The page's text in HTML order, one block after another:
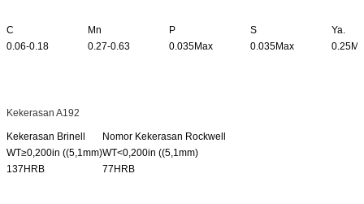
C Mn P S
Ya.
0.06-0.18
0.27-0.63 0.035Max 0.035Max
Kekerasan A192
Kekerasan Brinell
Nomor Kekerasan Rockwell
WT≥0,200in ((5,1mm)WT<0,200in ((5,1mm)
137HRB
77HRB